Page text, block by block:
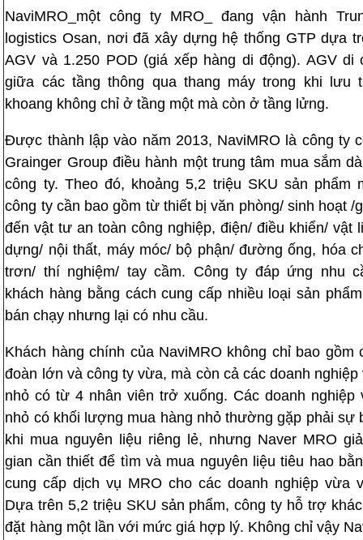
NaviMRO_một công ty MRO_ đang vận hành
logistics Osan, nơi đã xây dựng hệ thống GTP dựa
AGV và 1.250 POD (giá xếp hàng di động). AGV di
giữa các tầng thông qua thang máy trong khi lưu
khoang không chỉ ở tầng một mà còn ở tầng lửng.
Được thành lập vào năm 2013, NaviMRO là công ty
Grainger Group điều hành một trung tâm mua sắm
công ty. Theo đó, khoảng 5,2 triệu SKU sản phẩm
công ty cần bao gồm từ thiết bị văn phòng/ sinh hoạt /
đến vật tư an toàn công nghiệp, điện/ điều khiển/ vật
dựng/ nội thất, máy móc/ bộ phận/ đường ống, hóa
trơn/ thí nghiệm/ tay cầm. Công ty đáp ứng nhu
khách hàng bằng cách cung cấp nhiều loại sản
bán chạy nhưng lại có nhu cầu.
Khách hàng chính của NaviMRO không chỉ bao gồm
đoàn lớn và công ty vừa, mà còn cả các doanh nghiệp
nhỏ có từ 4 nhân viên trở xuống. Các doanh nghiệp
nhỏ có khối lượng mua hàng nhỏ thường gặp phải sự
khi mua nguyên liệu riêng lẻ, nhưng Naver MRO
gian cần thiết để tìm và mua nguyên liệu tiêu hao
cung cấp dịch vụ MRO cho các doanh nghiệp vừa
Dựa trên 5,2 triệu SKU sản phẩm, công ty hỗ trợ
đặt hàng một lần với mức giá hợp lý. Không chỉ vậy